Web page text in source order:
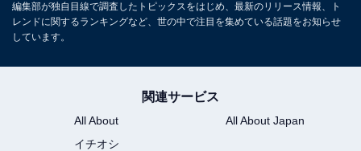
編集部が独自目線で調査したトピックスをはじめ、最新のリリース情報、ト
レンドに関するランキングなど、世の中で注目を集めている話題をお知らせ
しています。
関連サービス
All About
All About Japan
イチオシ